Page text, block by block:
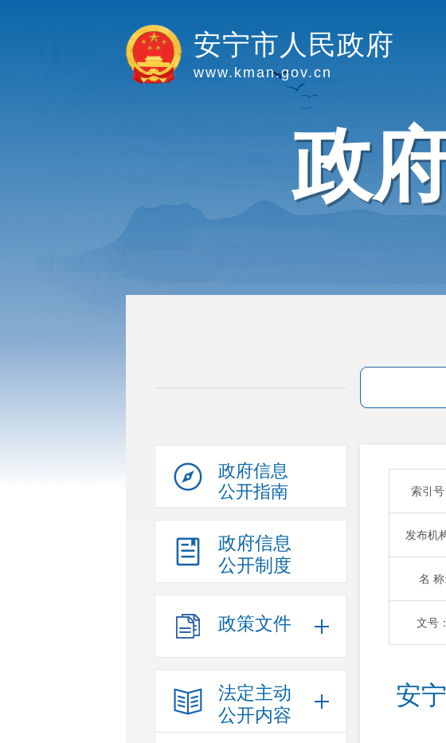
安宁市人民政府
www.kman.gov.cn
政
政府信息
公开指南
政府信息
公开制度
政策文件
法定主动
公开内容
索引号
发布机
名 称:
文号：
安